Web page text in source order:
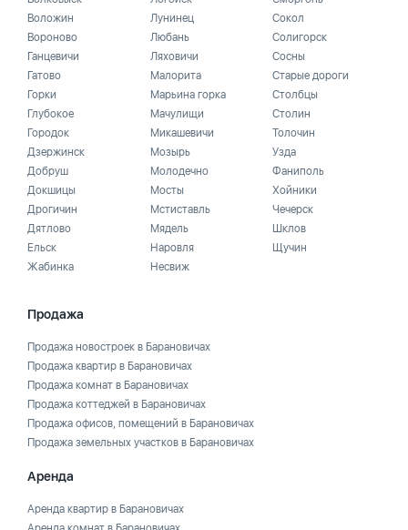
Воложин
Вороново
Ганцевичи
Гатово
Горки
Глубокое
Городок
Дзержинск
Добруш
Докшицы
Дрогичин
Дятлово
Ельск
Жабинка
Лунинец
Любань
Ляховичи
Малорита
Марьина горка
Мачулищи
Микашевичи
Мозырь
Молодечно
Мосты
Мстиставль
Мядель
Наровля
Несвиж
Сокол
Солигорск
Сосны
Старые дороги
Столбцы
Столин
Толочин
Узда
Фаниполь
Хойники
Чечерск
Шклов
Щучин
Продажа
Продажа новостроек в Барановичах
Продажа квартир в Барановичах
Продажа комнат в Барановичах
Продажа коттеджей в Барановичах
Продажа офисов, помещений в Барановичах
Продажа земельных участков в Барановичах
Аренда
Аренда квартир в Барановичах